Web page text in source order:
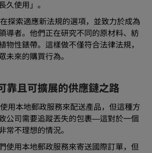
久使用」。
探索適應新法規的選項，並致力於成為
導者。他們正在研究不同的原材料、紡
物性錶帶。這樣做不僅符合法律法規，
未來的購買行為。
靠且可擴展的供應鏈之路
用本地郵政服務來配送產品，但這種方
公司需要追蹤丟失的包裹—這對於一個
常不理想的情況。
使用本地郵政服務來寄送國際訂單，但